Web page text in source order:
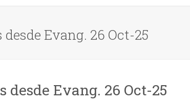
desde Evang. 26 Oct-25
desde Evang. 26 Oct-25